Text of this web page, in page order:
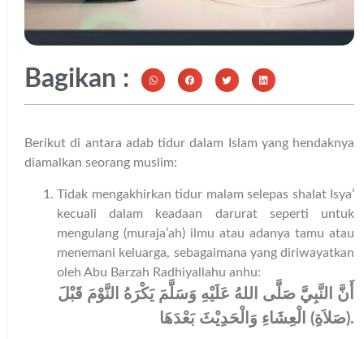
Bagikan :
Berikut di antara adab tidur dalam Islam yang hendaknya
diamalkan seorang muslim:
Tidak mengakhirkan tidur malam selepas shalat Isya’
kecuali dalam keadaan darurat seperti untuk
mengulang (muraja’ah) ilmu atau adanya tamu atau
menemani keluarga, sebagaimana yang diriwayatkan
oleh Abu Barzah Radhiyallahu anhu:
أَنَّ النَّبِيَّ صَلَّى اللهُ عَلَيْهِ وَسَلَّمَ يَكْرَهُ النَّوْمَ قَبْلَ
(صَلاَةِ) الْعِشَاءِ وَالْحَدِيْثَ بَعْدَهَا.